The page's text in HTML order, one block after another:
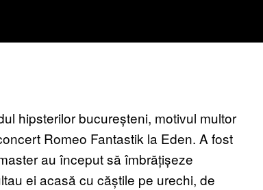
hipsterilor bucureșteni, motivul multor
Romeo Fantastik la Eden. A fost
au început să îmbrățișeze
ei acasă cu căștile pe urechi, de